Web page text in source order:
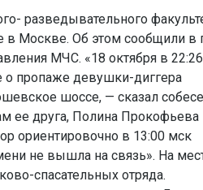
разведывательного
в Москве. Об этом сообщили в
МЧС. «18 октября в
о пропаже девушки-диггера
шоссе, — сказал
ее друга, Полина Прокофьева
ориентировочно в 13:00 мск
не вышла на связь». На
спасательных отряда.